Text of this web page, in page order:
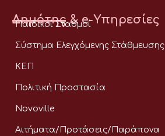
Δημότης & e-Υπηρεσίες
Παιδικοί Σταθμοί
Σύστημα Ελεγχόμενης Στάθμευσης
ΚΕΠ
Πολιτική Προστασία
Novoville
Αιτήματα/Προτάσεις/Παράπονα